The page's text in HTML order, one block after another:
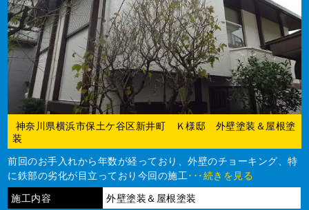
神奈川県横浜市保土ケ谷区新井町 Ｋ様邸 外壁塗装＆屋根塗
装
前回のお手入れから年数が経っており、外壁のチョーキング、特
に鉄部の劣化が目立っており今回の施工･･･続きを見る
施工内容
外壁塗装＆屋根塗装